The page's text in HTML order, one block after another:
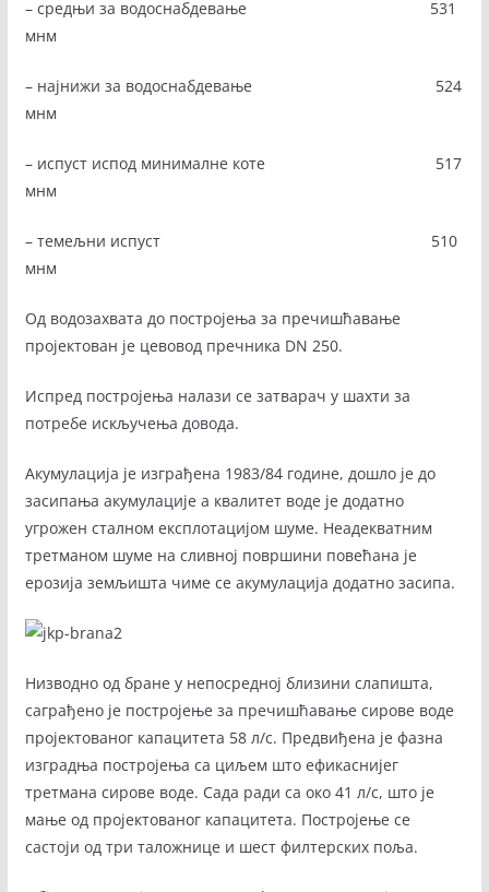
– средњи за водоснабдевање 531
мнм
– најнижи за водоснабдевање 524
мнм
– испуст испод минималне коте 517
мнм
– темељни испуст 510
мнм
Од водозахвата до постројења за пречишћавање
пројектован је цевовод пречника DN 250.
Испред постројења налази се затварач у шахти за
потребе искључења довода.
Акумулација је изграђена 1983/84 године, дошло је до
засипања акумулације а квалитет воде је додатно
угрожен сталном експлотацијом шуме. Неадекватним
третманом шуме на сливној површини повећана је
ерозија земљишта чиме се акумулација додатно засипа.
Низводно од бране у непосредној близини слапишта,
саграђено је постројење за пречишћавање сирове воде
пројектованог капацитета 58 л/с. Предвиђена је фазна
изградња постројења са циљем што ефикаснијег
третмана сирове воде. Сада ради са око 41 л/с, што је
мање од пројектованог капацитета. Постројење се
састоји од три таложнице и шест филтерских поља.